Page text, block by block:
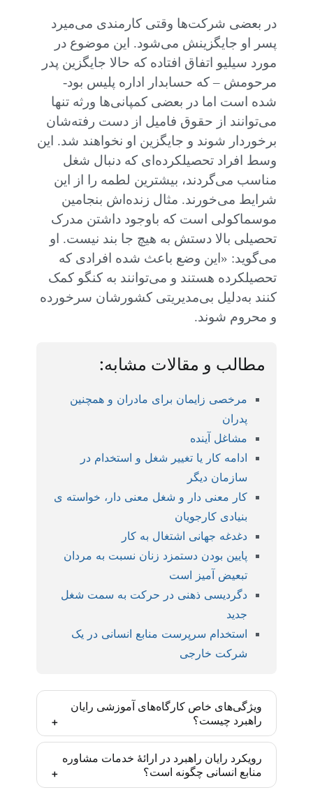
در بعضی شرکت‌ها وقتی کارمندی می‌میرد
پسر او جایگزینش می‌شود. این موضوع در
مورد سیلیو اتفاق افتاده که حالا جایگزین پدر
مرحومش – که حسابدار اداره پلیس بود-
شده است اما در بعضی کمپانی‌ها ورثه تنها
می‌توانند از حقوق فامیل از دست رفته‌شان
برخوردار شوند و جایگزین او نخواهند شد. این
وسط افراد تحصیلکرده‌ای که دنبال شغل
مناسب می‌گردند، بیشترین لطمه را از این
شرایط می‌خورند. مثال زنده‌اش بنجامین
موسماکولی است که باوجود داشتن مدرک
تحصیلی بالا دستش به هیچ جا بند نیست. او
می‌گوید: «این وضع باعث شده افرادی که
تحصیلکرده هستند و می‌توانند به کنگو کمک
کنند به‌دلیل بی‌مدیریتی کشورشان سرخورده
و محروم شوند.
مطالب و مقالات مشابه:
مرخصی زایمان برای مادران و همچنین
پدران
مشاغل آینده
ادامه کار یا تغییر شغل و استخدام در
سازمان دیگر
کار معنی دار و شغل معنی دار، خواسته ی
بنیادی کارجویان
دغدغه جهانی اشتغال به کار
پایین بودن دستمزد زنان نسبت به مردان
تبعیض آمیز است
دگردیسی ذهنی در حرکت به سمت شغل
جدید
استخدام سرپرست منابع انسانی در یک
شرکت خارجی
ویژگی‌های خاص کارگاه‌های آموزشی رایان
راهبرد چیست؟
کارگاه‌های رایان راهبرد بر اساس مدل‌ها و روش‌های
روز دنیا و با رویکرد ایجاد مهارت تخصصی تدارک دیده
رویکرد رایان راهبرد در ارائۀ خدمات مشاوره
منابع انسانی چگونه است؟